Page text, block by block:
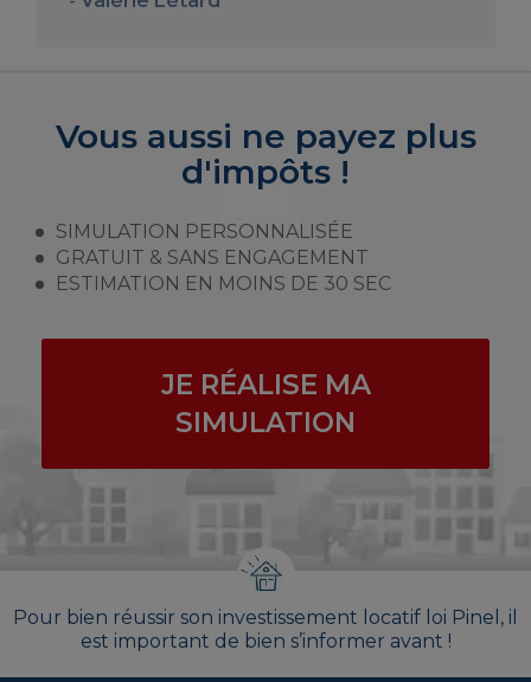
Vous aussi ne payez plus
d'impôts !
SIMULATION PERSONNALISÉE
GRATUIT & SANS ENGAGEMENT
ESTIMATION EN MOINS DE 30 SEC
JE RÉALISE MA
SIMULATION
Pour bien réussir son investissement locatif loi Pinel, il
est important de bien s’informer avant !